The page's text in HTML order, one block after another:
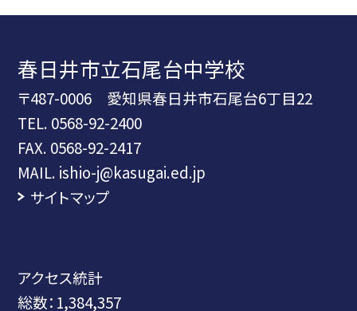
春日井市立石尾台中学校
〒487-0006 愛知県春日井市石尾台6丁目22
TEL. 0568-92-2400
FAX. 0568-92-2417
MAIL. ishio-j@kasugai.ed.jp
サイトマップ
アクセス統計
総数： 1,384,357